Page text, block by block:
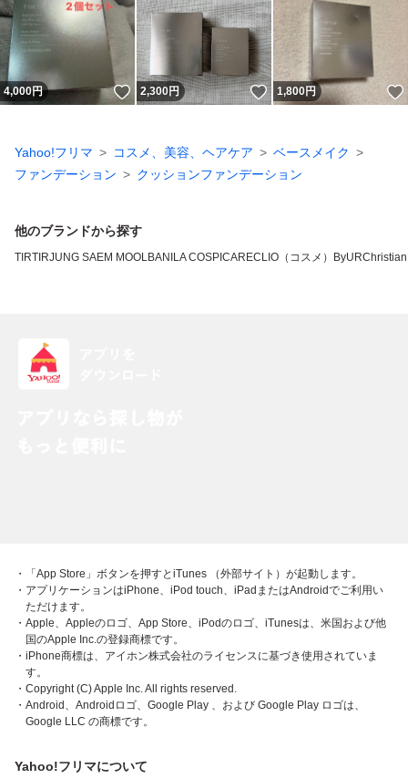
4,000円 いいね！
2,300円 いいね！
1,800円
Yahoo!フリマ コスメ、美容、ヘアケア
ベースメイク
ファンデーション
クッションファンデーション
他のブランドから探す
TIRTIRJUNG SAEM MOOLBANILA COSPICARECLIO（コスメ） ByUR
・「App Store」ボタンを押すとiTunes （外部サイト）が起動します。
・アプリケーションはiPhone、iPod touch、iPadまたはAndroidでご利用い
ただけます。
・Apple、Appleのロゴ、App Store、iPodのロゴ、iTunesは、米国および他
国のApple Inc.の登録商標です。
・iPhone商標は、アイホン株式会社のライセンスに基づき使用されていま
す。
・Copyright (C) Apple Inc. All rights reserved.
・Android、Androidロゴ、Google Play 、および Google Play ロゴは、
Google LLC の商標です。
Yahoo!フリマについて